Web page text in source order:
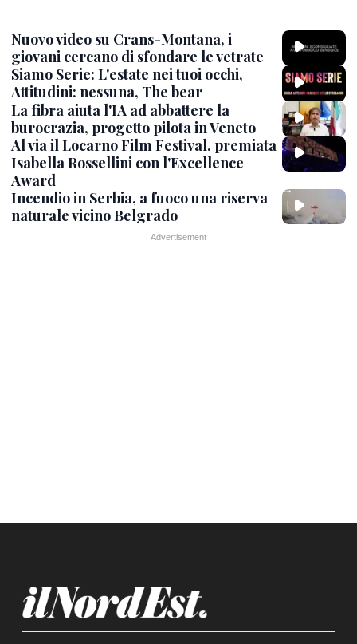
Nuovo video su Crans-Montana, i
giovani cercano di sfondare le vetrate
Siamo Serie: L'estate nei tuoi occhi,
Attitudini: nessuna, The bear
La fibra aiuta l'IA ad abbattere la
burocrazia, progetto pilota in Veneto
Al via il Locarno Film Festival, premiata
Isabella Rossellini con l'Excellence
Award
Incendio in Serbia, a fuoco una riserva
naturale vicino Belgrado